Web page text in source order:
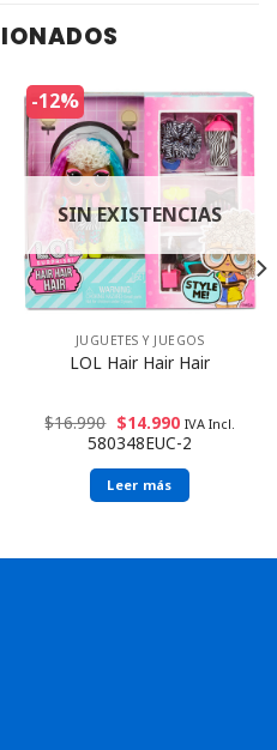
-12%
SIN EXISTENCIAS
JUGUETES Y JUEGOS
LOL Hair Hair Hair
$16.990 $14.990 IVA Incl.
580348EUC-2
Leer más